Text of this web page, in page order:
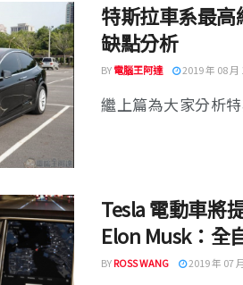
特斯拉車系最高
缺點分析
BY電腦王阿達 2019 年 08 月
繼上篇為大家分析
Tesla 電動車將
Elon Musk：全
BYROSS WANG 2019 年 07